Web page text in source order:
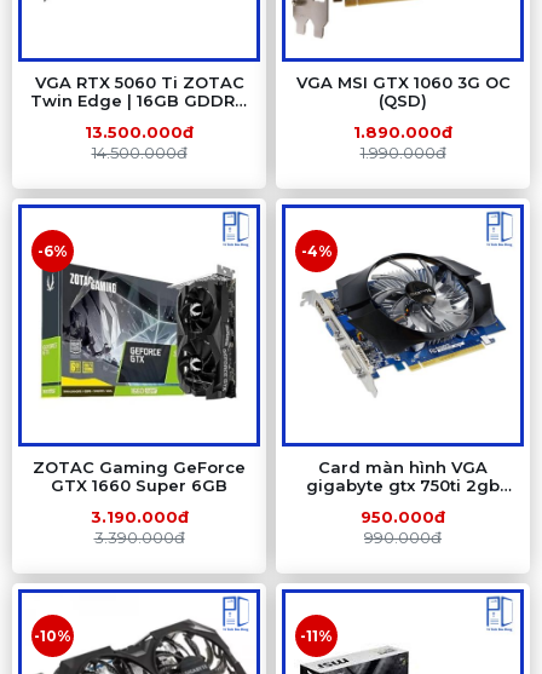
VGA RTX 5060 Ti ZOTAC
Twin Edge | 16GB GDDR7,
13.500.000đ
14.500.000đ
VGA MSI GTX 1060 3G OC
(QSD)
1.890.000đ
1.990.000đ
ZOTAC Gaming GeForce
GTX 1660 Super 6GB
3.190.000đ
3.390.000đ
-6%
Card màn hình VGA
gigabyte gtx 750ti 2gb
950.000đ
990.000đ
-4%
-10% -11%